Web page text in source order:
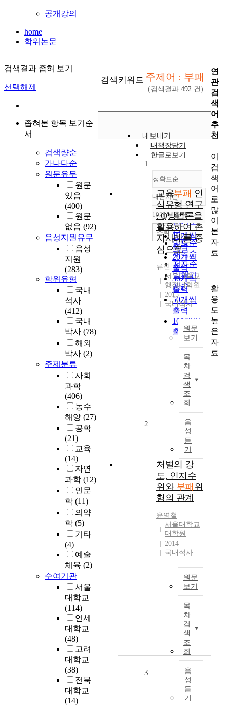
공개강의
home
학위논문
검색결과 좁혀 보기
선택해제
좁혀본 항목 보기순
서
검색량순
가나다순
원문유무
원문
있음
(400)
원문
없음 (92)
음성지원유무
음성
지원
(283)
학위유형
국내
석사
(412)
국내
박사 (78)
해외
박사 (2)
주제분류
사회
과학
(406)
농수
해양 (27)
공학
(21)
교육
(14)
자연
과학 (12)
인문
학 (11)
의약
학 (5)
기타
(4)
예술
체육 (2)
수여기관
서울
대학교
(114)
연세
대학교
(48)
고려
대학교
(38)
전북
대학교
(14)
검색키워드 주제어 : 부패
(검색결과 492 건)
내보내기
내책장담기
한글로보기
정확도순
정확도
순
인기도
순
연도순
제목순
저자순
발행기
관순
내림차순
내림차순
10개씩 출력
10개씩
출력
20개씩
출력
30개씩
출력
50개씩
출력
100개씩
출력
조회
1
교육부패 인
식유형 연구
: Q방법론을
활용하여 촌
지사례를 중
심으로
류진
서울대학교
행정대학원
2015
국내석사
원문
보기
목
차
검
색
조
회
음
성
듣
기
촌
2
처벌의 강
도, 인지수
위와 부패 위
험의 관계
윤영철
서울대학교
대학원
2014
국내석사
원문
보기
목
차
검
색
조
회
음
성
듣
기
3
연
관
검
색
어
추
천
이
검
색
어
로
많
이
본
자
료
활
용
도
높
은
자
료